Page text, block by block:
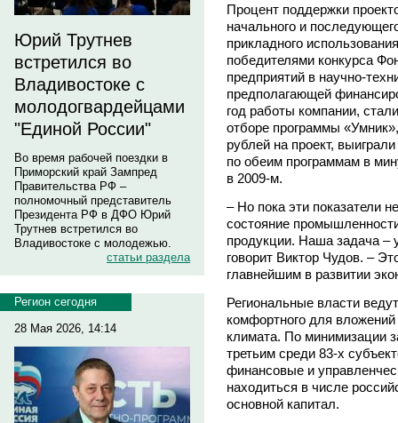
Юрий Трутнев
встретился во
Владивостоке с
молодогвардейцами
"Единой России"
Во время рабочей поездки в
Приморский край Зампред
Правительства РФ –
полномочный представитель
Президента РФ в ДФО Юрий
Трутнев встретился во
Владивостоке с молодежью.
статьи раздела
Регион сегодня
28 Мая 2026, 14:14
Процент поддержки
начального и
прикладного
победителями конкурса
предприятий в научно-
предполагающей
год работы компании,
отборе программы
рублей на проект,
по обеим программам в
в 2009-м.
– Но пока эти показатели
состояние
продукции. Наша задача –
говорит Виктор Чудов. –
главнейшим в развитии
Региональные власти
комфортного для
климата. По минимизации
третьим среди 83-х
финансовые и
находиться в числе
основной капитал.